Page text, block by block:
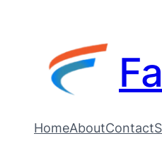
HomeAboutContact